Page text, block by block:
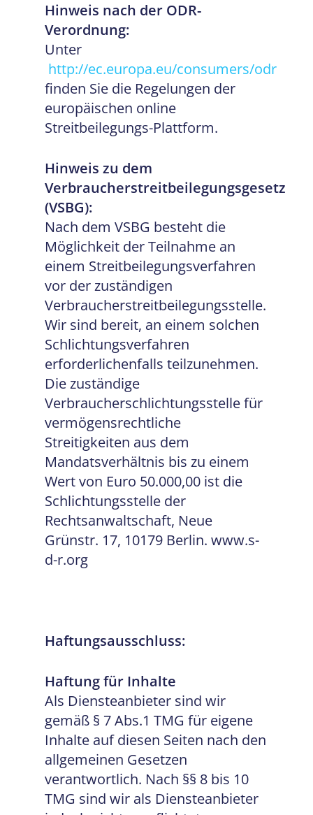
Hinweis nach der ODR-
Verordnung:
Unter
http://ec.europa.eu/consumers/odr
finden Sie die Regelungen der
europäischen online
Streitbeilegungs-Plattform.
Hinweis zu dem
Verbraucherstreitbeilegungsgesetz
(VSBG):
Nach dem VSBG besteht die
Möglichkeit der Teilnahme an
einem Streitbeilegungsverfahren
vor der zuständigen
Verbraucherstreitbeilegungsstelle.
Wir sind bereit, an einem solchen
Schlichtungsverfahren
erforderlichenfalls teilzunehmen.
Die zuständige
Verbraucherschlichtungsstelle für
vermögensrechtliche
Streitigkeiten aus dem
Mandatsverhältnis bis zu einem
Wert von Euro 50.000,00 ist die
Schlichtungsstelle der
Rechtsanwaltschaft, Neue
Grünstr. 17, 10179 Berlin. www.s-
d-r.org
Haftungsausschluss:
Haftung für Inhalte
Als Diensteanbieter sind wir
gemäß § 7 Abs.1 TMG für eigene
Inhalte auf diesen Seiten nach den
allgemeinen Gesetzen
verantwortlich. Nach §§ 8 bis 10
TMG sind wir als Diensteanbieter